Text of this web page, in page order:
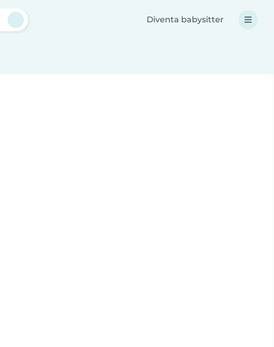
Diventa babysitter